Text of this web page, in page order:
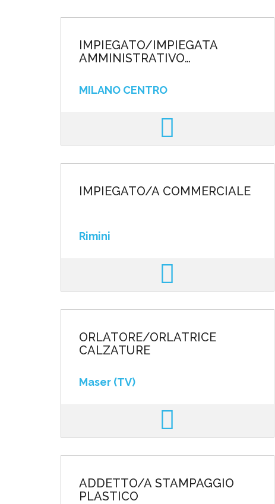
IMPIEGATO/IMPIEGATA
AMMINISTRATIVO
PROTETTE L. 68/99
MILANO CENTRO
IMPIEGATO/A COMMERCIALE
Rimini
ORLATORE/ORLATRICE
CALZATURE
Maser (TV)
ADDETTO/A STAMPAGGIO
PLASTICO